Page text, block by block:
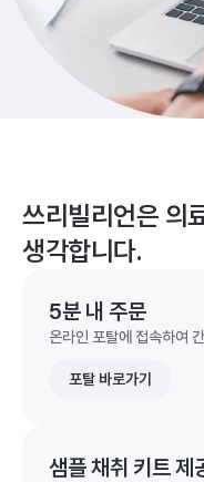
쓰리빌리언은 의
생각합니다.
5분 내 주문
온라인 포탈에 접속하여
포탈 바로가기
샘플 채취 키트 제